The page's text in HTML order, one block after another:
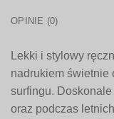
OPINIE (0)
Lekki i stylowy
nadrukiem świetnie
surfingu.
oraz podczas